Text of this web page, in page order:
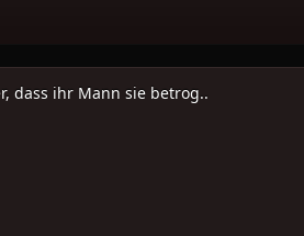
dass ihr Mann sie betrog..